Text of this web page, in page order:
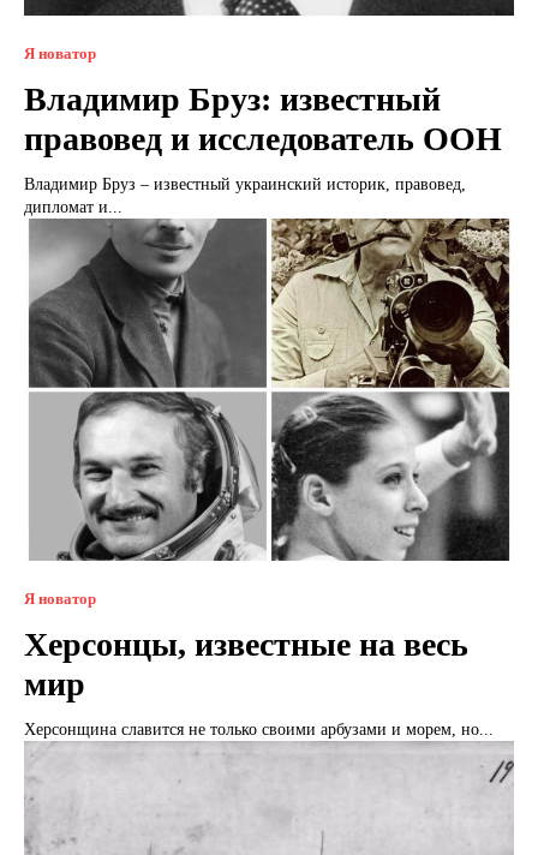
Я новатор
Владимир Бруз: известный
правовед и исследователь ООН
Владимир Бруз – известный украинский историк, правовед,
дипломат и...
Я новатор
Херсонцы, известные на весь
мир
Херсонщина славится не только своими арбузами и морем, но...